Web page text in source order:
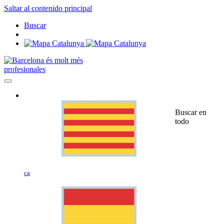
Saltar al contenido principal
Buscar
profesionales
ca
Buscar en
todo